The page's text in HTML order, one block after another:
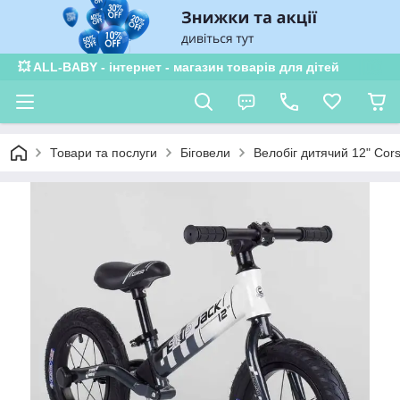
💥 ALL-BABY - інтернет - магазин товарів для дітей
Товари та послуги Біговели Велобіг дитячий 12"